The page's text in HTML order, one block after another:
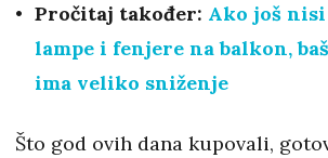
Pročitaj također: Ako još
lampe i fenjere na balkon,
ima veliko sniženje
Što god ovih dana kupovali,